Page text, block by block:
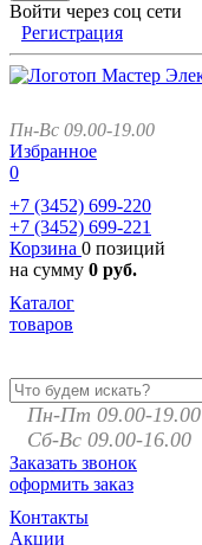
Войти через соц сети
Регистрация
Пн-Вс 09.00-19.00
Избранное
0
+7 (3452) 699-220
+7 (3452) 699-221
Корзина 0 позиций
на сумму 0 руб.
Каталог
товаров
Пн-Пт 09.00-19.00
Сб-Вс 09.00-16.00
Заказать звонок
оформить заказ
Контакты
Акции